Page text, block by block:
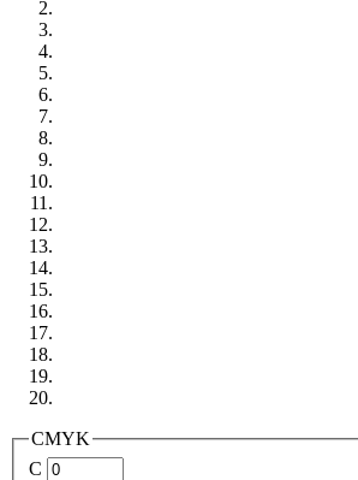
CMYK
C